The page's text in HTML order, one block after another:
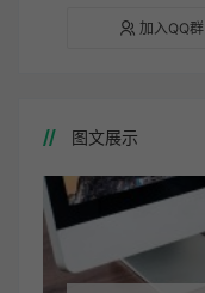
加入QQ群
图文展示